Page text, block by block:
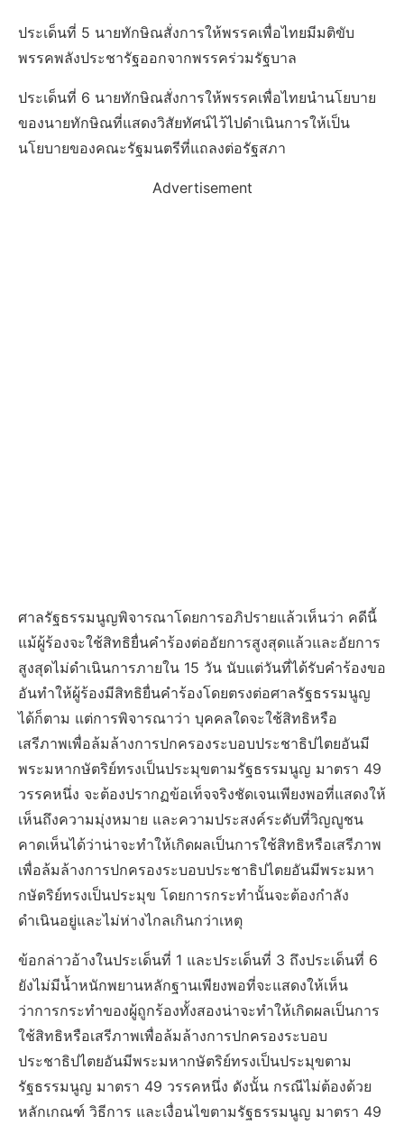
ประเด็นที่ 5 นายทักษิณสั่งการให้พรรคเพื่อไทยมีมติขับ
พรรคพลังประชารัฐออกจากพรรคร่วมรัฐบาล
ประเด็นที่ 6 นายทักษิณสั่งการให้พรรคเพื่อไทยนำนโยบาย
ของนายทักษิณที่แสดงวิสัยทัศน์ไว้ไปดำเนินการให้เป็น
นโยบายของคณะรัฐมนตรีที่แถลงต่อรัฐสภา
Advertisement
ศาลรัฐธรรมนูญพิจารณาโดยการอภิปรายแล้วเห็นว่า คดีนี้
แม้ผู้ร้องจะใช้สิทธิยื่นคำร้องต่ออัยการสูงสุดแล้วและอัยการ
สูงสุดไม่ดำเนินการภายใน 15 วัน นับแต่วันที่ได้รับคำร้องขอ
อันทำให้ผู้ร้องมีสิทธิยื่นคำร้องโดยตรงต่อศาลรัฐธรรมนูญ
ได้ก็ตาม แต่การพิจารณาว่า บุคคลใดจะใช้สิทธิหรือ
เสรีภาพเพื่อล้มล้างการปกครองระบอบประชาธิปไตยอันมี
พระมหากษัตริย์ทรงเป็นประมุขตามรัฐธรรมนูญ มาตรา 49
วรรคหนึ่ง จะต้องปรากฏข้อเท็จจริงชัดเจนเพียงพอที่แสดงให้
เห็นถึงความมุ่งหมาย และความประสงค์ระดับที่วิญญูชน
คาดเห็นได้ว่าน่าจะทำให้เกิดผลเป็นการใช้สิทธิหรือเสรีภาพ
เพื่อล้มล้างการปกครองระบอบประชาธิปไตยอันมีพระมหา
กษัตริย์ทรงเป็นประมุข โดยการกระทำนั้นจะต้องกำลัง
ดำเนินอยู่และไม่ห่างไกลเกินกว่าเหตุ
ข้อกล่าวอ้างในประเด็นที่ 1 และประเด็นที่ 3 ถึงประเด็นที่ 6
ยังไม่มีน้ำหนักพยานหลักฐานเพียงพอที่จะแสดงให้เห็น
ว่าการกระทำของผู้ถูกร้องทั้งสองน่าจะทำให้เกิดผลเป็นการ
ใช้สิทธิหรือเสรีภาพเพื่อล้มล้างการปกครองระบอบ
ประชาธิปไตยอันมีพระมหากษัตริย์ทรงเป็นประมุขตาม
รัฐธรรมนูญ มาตรา 49 วรรคหนึ่ง ดังนั้น กรณีไม่ต้องด้วย
หลักเกณฑ์ วิธีการ และเงื่อนไขตามรัฐธรรมนูญ มาตรา 49